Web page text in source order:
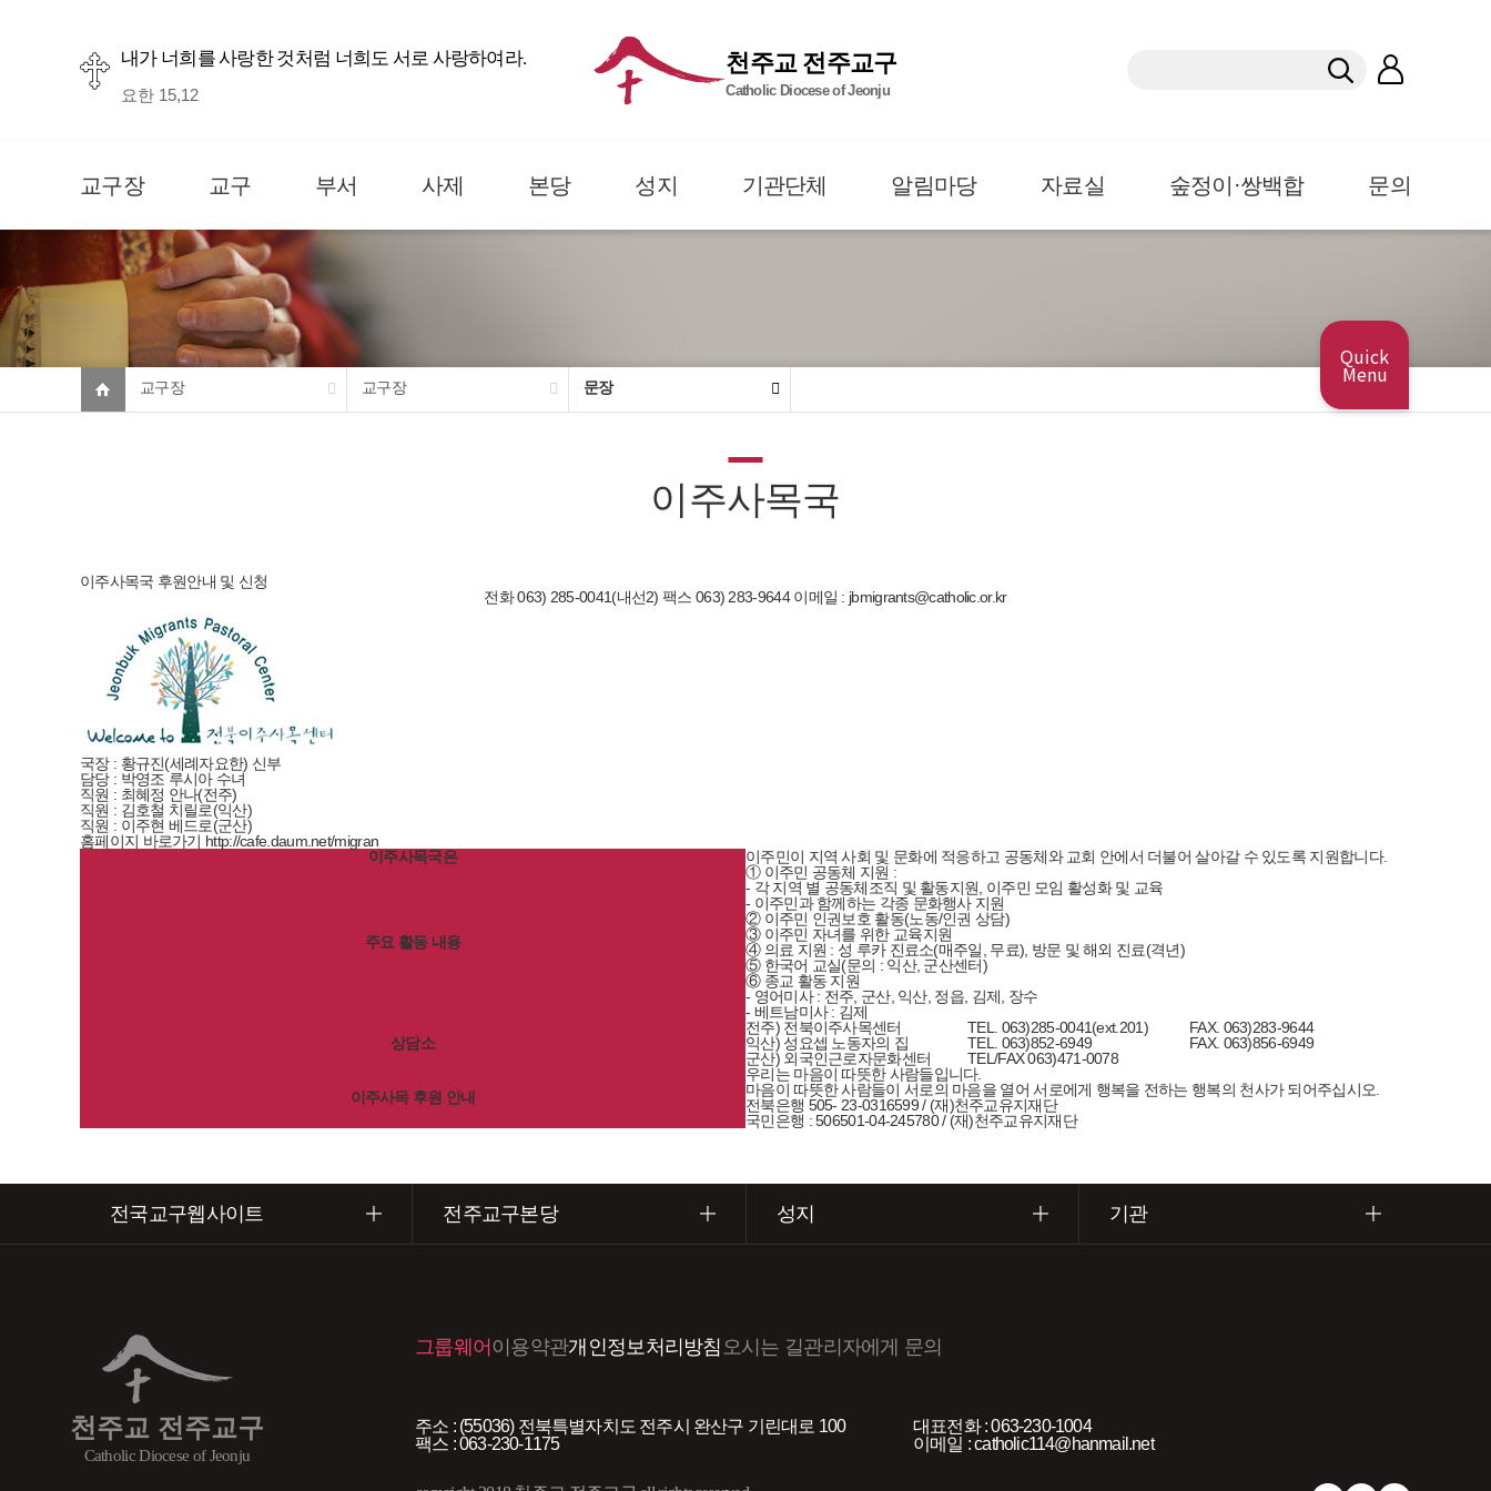
Quick
Menu
내가 너희를 사랑한 것처럼 너희도 서로 사랑하여라.
요한 15,12
천주교 전주교구
Catholic Diocese of Jeonju
교구장 교구 부서 사제 본당 성지 기관단체 알림마당 자료실 숲정이·쌍백합 문의
교구장 교구장 문장
이주사목국
이주사목국 후원안내 및 신청
전화 063) 285-0041(내선2) 팩스 063) 283-9644 이메일 : jbmigrants@catholic.or.kr
국장: 황규진(세례자요한) 신부
담당: 박영조 루시아 수녀
직원 : 최혜정 안나(전주)
직원 : 김호철 치릴로(익산)
직원 : 이주현 베드로(군산)
홈페이지 바로가기 http://cafe.daum.net/migran
이주사목국은
이주민이 지역 사회 및 문화에 적응하고 공동체와 교회 안에서 더불어 살아갈 수 있도록 지원합니다.
주요 활동 내용
① 이주민 공동체 지원 :
- 각 지역 별 공동체조직 및 활동지원, 이주민 모임 활성화 및 교육
- 이주민과 함께하는 각종 문화행사 지원
② 이주민 인권보호 활동(노동/인권 상담)
③ 이주민 자녀를 위한 교육지원
④ 의료 지원 : 성 루카 진료소(매주일, 무료), 방문 및 해외 진료(격년)
⑤ 한국어 교실(문의 : 익산, 군산센터)
⑥ 종교 활동 지원
- 영어미사 : 전주, 군산, 익산, 정읍, 김제, 장수
- 베트남미사 : 김제
상담소
전주) 전북이주사목센터 TEL. 063)285-0041(ext.201)
FAX. 063)283-9644
익산) 성요셉 노동자의 집
TEL. 063)852-6949
FAX. 063)856-6949
군산) 외국인근로자문화센터
TEL/FAX 063)471-0078
이주사목 후원 안내
우리는 마음이 따뜻한 사람들입니다.
마음이 따뜻한 사람들이 서로의 마음을 열어 서로에게 행복을 전하는 행복의 천사가 되어주십시오.
전북은행 505- 23-0316599 / (재)천주교유지재단
국민은행 : 506501-04-245780 / (재)천주교유지재단
전국교구웹사이트 전주교구본당 성지 기관
천주교 전주교구
Catholic Diocese of Jeonju
그룹웨어 이용약관개인정보처리방침오시는 길관리자에게 문의
주소 : (55036) 전북특별자치도 전주시 완산구 기린대로 100
대표전화 : 063-230-1004
팩스 : 063-230-1175
이메일 : catholic114@hanmail.net